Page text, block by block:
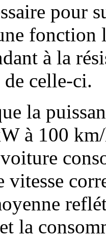
pour
fonction
à la
celle-ci.
la
à 100
la